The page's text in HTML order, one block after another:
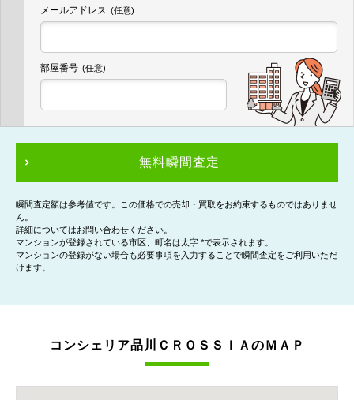
メールアドレス (任意)
部屋番号 (任意)
無料瞬間査定
瞬間査定額は参考値です。この価格での売却・買取をお約束するものではありませ
ん。
詳細についてはお問い合わせください。
マンションが登録されている市区、町名は太字 *で表示されます。
マンションの登録がない場合も必要事項を入力することで瞬間査定をご利用いただ
けます。
コンシェリア品川ＣＲＯＳＳＩＡのＭＡＰ